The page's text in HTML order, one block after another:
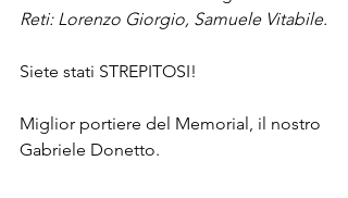
Reti: Lorenzo Giorgio, Samuele Vitabile.
Siete stati STREPITOSI!
Miglior portiere del Memorial, il nostro
Gabriele Donetto.